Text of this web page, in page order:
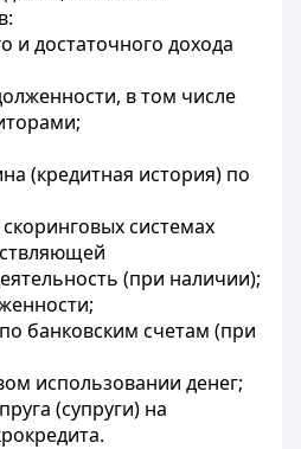
и достаточного дохода
в том числе
(кредитная история) по
системах
(при наличии);
банковским счетам (при
использовании денег;
(супруги) на